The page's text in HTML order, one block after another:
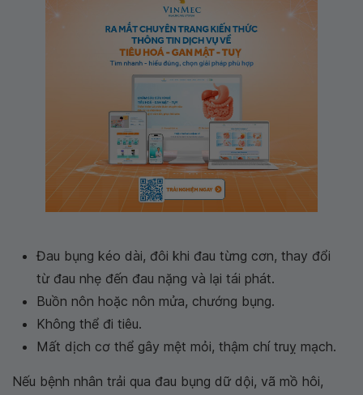
Đau bụng kéo dài, đôi khi đau từng cơn, thay đổi
từ đau nhẹ đến đau nặng và lại tái phát.
Buồn nôn hoặc nôn mửa, chướng bụng.
Không thể đi tiêu.
Mất dịch cơ thể gây mệt mỏi, thậm chí truỵ mạch.
Nếu bệnh nhân trải qua đau bụng dữ dội, vã mồ hôi,